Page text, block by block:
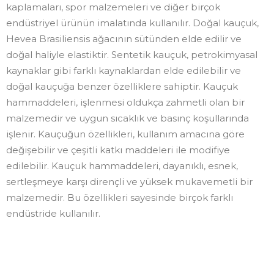
kaplamaları, spor malzemeleri ve diğer birçok
endüstriyel ürünün imalatında kullanılır. Doğal kauçuk,
Hevea Brasiliensis ağacının sütünden elde edilir ve
doğal haliyle elastiktir. Sentetik kauçuk, petrokimyasal
kaynaklar gibi farklı kaynaklardan elde edilebilir ve
doğal kauçuğa benzer özelliklere sahiptir. Kauçuk
hammaddeleri, işlenmesi oldukça zahmetli olan bir
malzemedir ve uygun sıcaklık ve basınç koşullarında
işlenir. Kauçuğun özellikleri, kullanım amacına göre
değişebilir ve çeşitli katkı maddeleri ile modifiye
edilebilir. Kauçuk hammaddeleri, dayanıklı, esnek,
sertleşmeye karşı dirençli ve yüksek mukavemetli bir
malzemedir. Bu özellikleri sayesinde birçok farklı
endüstride kullanılır.